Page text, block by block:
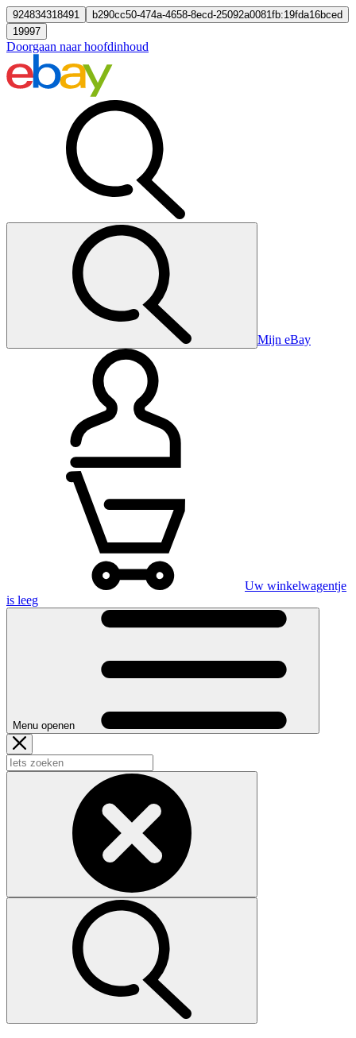
924834318491
b290cc50-474a-4658-8ecd-25092a0081fb:19fda16bced
19997
Doorgaan naar hoofdinhoud
Mijn eBay
Uw winkelwagentje
is leeg
Menu openen